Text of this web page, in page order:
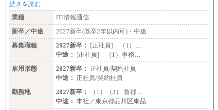
続きを読む
業種
IT/情報通信
新卒／中途
2027新卒(既卒2年以内可)・中途
募集職種
2027新卒： [正社員] （1）…
中途： [正社員] （1）事務…
雇用形態
2027新卒： 正社員/契約社員
中途： 正社員/契約社員
勤務地
2027新卒：
（1）（2） 首都…
中途： 本社／東京都品川区東品…